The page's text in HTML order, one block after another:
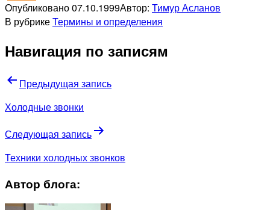
Опубликовано07.10.1999Автор: Тимур Асланов
В рубрикеТермины и определения
Навигация по записям
Предыдущая запись
Холодные звонки
Следующая запись
Техники холодных звонков
Автор блога: